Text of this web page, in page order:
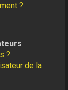
?
?
de la